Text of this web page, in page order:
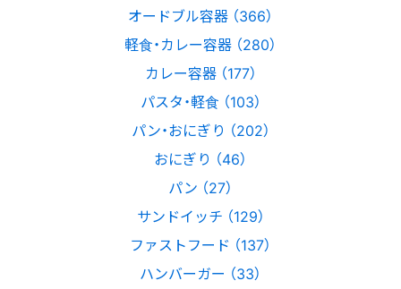
オードブル容器 （366）
軽食・カレー容器 （280）
カレー容器 （177）
パスタ・軽食 （103）
パン・おにぎり （202）
おにぎり （46）
パン （27）
サンドイッチ （129）
ファストフード （137）
ハンバーガー （33）